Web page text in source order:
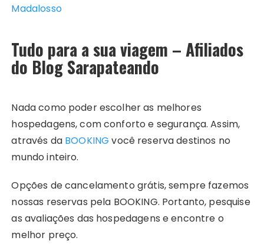
Madalosso
Tudo para a sua viagem – Afiliados
do Blog Sarapateando
Nada como poder escolher as melhores
hospedagens, com conforto e segurança. Assim,
através da BOOKING você reserva destinos no
mundo inteiro.
Opções de cancelamento grátis, sempre fazemos
nossas reservas pela BOOKING. Portanto, pesquise
as avaliações das hospedagens e encontre o
melhor preço.